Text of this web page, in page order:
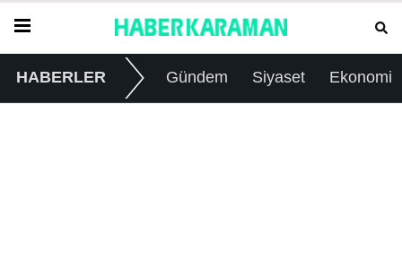
HABERLER Gündem Siyaset Ekonomi